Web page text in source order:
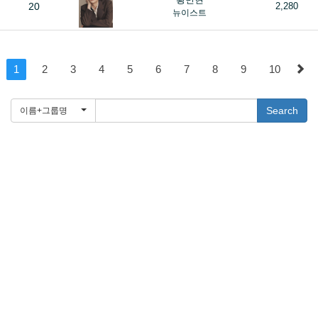
20
뉴이스트
2,280
1 2 3 4 5 6 7 8 9 10
이름+그룹명 Search